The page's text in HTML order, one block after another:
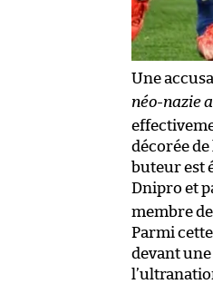
Une
néo-nazie
décorée
buteur est
Dnipro et
membre
Parmi
devant une